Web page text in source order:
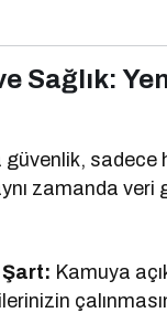
Sağlık:
sadece
zamanda veri
Şart: Kamuya